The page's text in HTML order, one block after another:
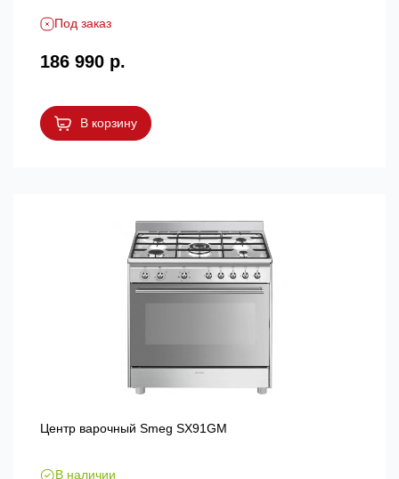
Под заказ
186 990 р.
В корзину
Центр варочный Smeg SX91GM
В наличии